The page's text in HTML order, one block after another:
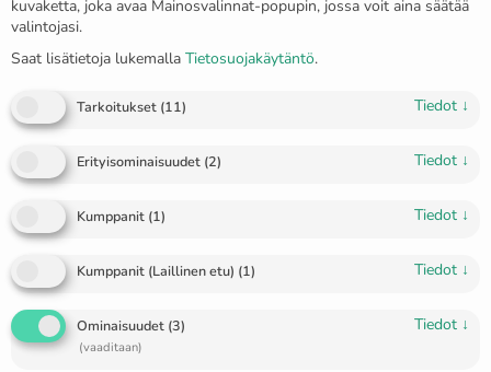
kuvaketta, joka avaa Mainosvalinnat-popupin, jossa voit aina säätää
valintojasi.
Saat lisätietoja lukemalla Tietosuojakäytäntö.
Tarkoitukset (11) Tiedot ↓
Erityisominaisuudet (2) Tiedot ↓
Kumppanit (1) Tiedot ↓
Kumppanit (Laillinen etu) (1) Tiedot ↓
Ominaisuudet (3)
(vaaditaan)
Tiedot ↓